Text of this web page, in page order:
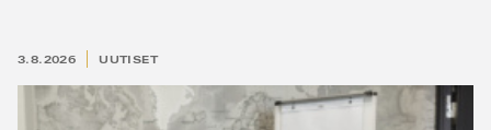
3.8.2026 UUTISET